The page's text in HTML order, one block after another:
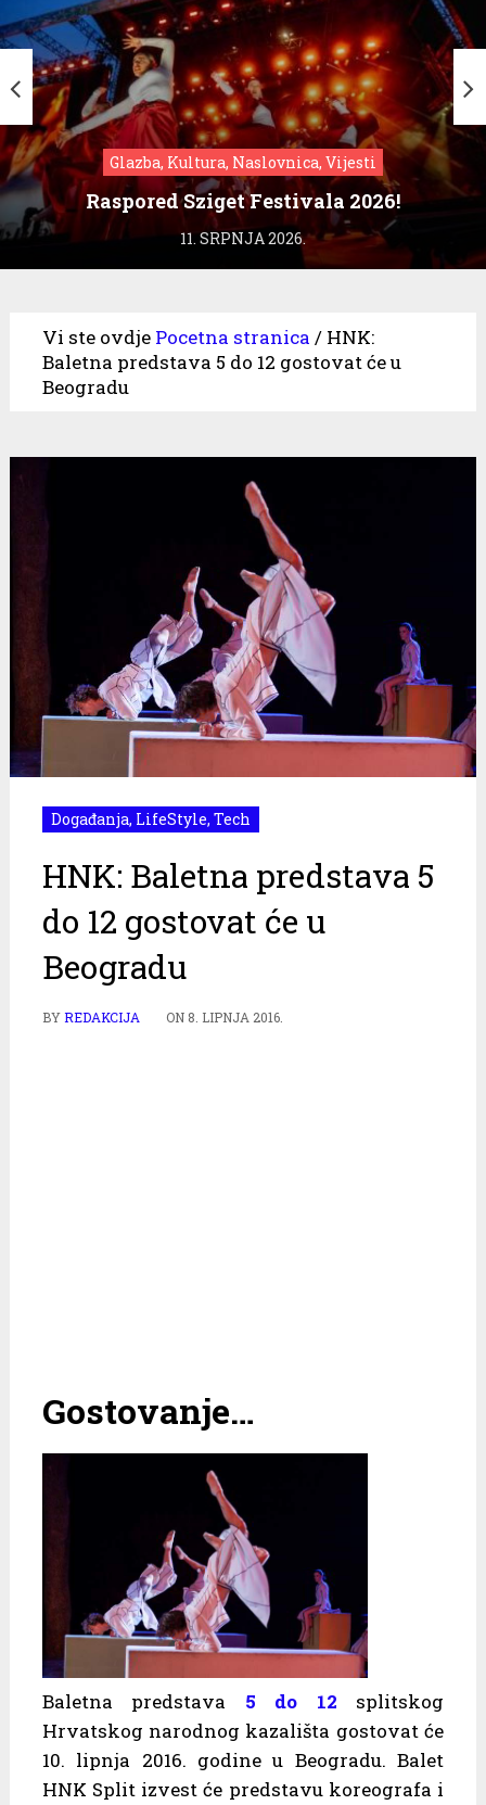
Glazba, Kultura, Naslovnica, Vijesti
Raspored Sziget Festivala 2026!
11. SRPNJA 2026.
Vi ste ovdje Pocetna stranica / HNK:
Baletna predstava 5 do 12 gostovat će u
Beogradu
Događanja, LifeStyle, Tech
HNK: Baletna predstava 5
do 12 gostovat će u
Beogradu
BYREDAKCIJA ON 8. LIPNJA 2016.
Gostovanje…
Baletna predstava 5 do 12 splitskog
Hrvatskog narodnog kazališta gostovat će
10. lipnja 2016. godine u Beogradu. Balet
HNK Split izvest će predstavu koreografa i